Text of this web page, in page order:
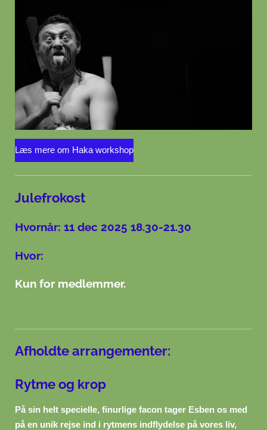
Læs mere om Haka workshop
Julefrokost
Hvornår: 11 dec 2025 18.30-21.30
Hvor:
Kun for medlemmer.
Afholdte arrangementer:
Rytme og krop
På sin helt specielle, finurlige facon tager Esben os med
på en unik rejse ind i rytmens indflydelse på vores liv,